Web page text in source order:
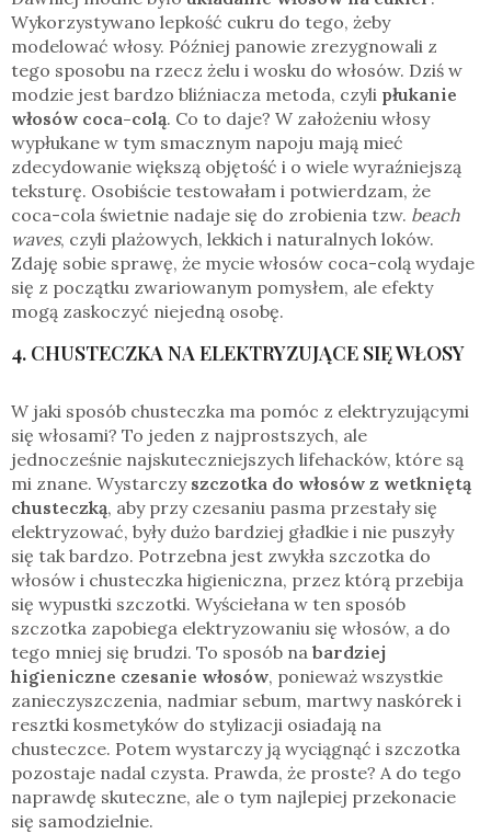
Wykorzystywano lepkość cukru do tego, żeby
modelować włosy. Później panowie zrezygnowali z
tego sposobu na rzecz żelu i wosku do włosów. Dziś w
modzie jest bardzo bliźniacza metoda, czyli płukanie
włosów coca-colą. Co to daje? W założeniu włosy
wypłukane w tym smacznym napoju mają mieć
zdecydowanie większą objętość i o wiele wyraźniejszą
teksturę. Osobiście testowałam i potwierdzam, że
coca-cola świetnie nadaje się do zrobienia tzw. beach
waves, czyli plażowych, lekkich i naturalnych loków.
Zdaję sobie sprawę, że mycie włosów coca-colą wydaje
się z początku zwariowanym pomysłem, ale efekty
mogą zaskoczyć niejedną osobę.
4. CHUSTECZKA NA ELEKTRYZUJĄCE SIĘ WŁOSY
W jaki sposób chusteczka ma pomóc z elektryzującymi
się włosami? To jeden z najprostszych, ale
jednocześnie najskuteczniejszych lifehacków, które są
mi znane. Wystarczy szczotka do włosów z wetkniętą
chusteczką, aby przy czesaniu pasma przestały się
elektryzować, były dużo bardziej gładkie i nie puszyły
się tak bardzo. Potrzebna jest zwykła szczotka do
włosów i chusteczka higieniczna, przez którą przebija
się wypustki szczotki. Wyściełana w ten sposób
szczotka zapobiega elektryzowaniu się włosów, a do
tego mniej się brudzi. To sposób na bardziej
higieniczne czesanie włosów, ponieważ wszystkie
zanieczyszczenia, nadmiar sebum, martwy naskórek i
resztki kosmetyków do stylizacji osiadają na
chusteczce. Potem wystarczy ją wyciągnąć i szczotka
pozostaje nadal czysta. Prawda, że proste? A do tego
naprawdę skuteczne, ale o tym najlepiej przekonacie
się samodzielnie.